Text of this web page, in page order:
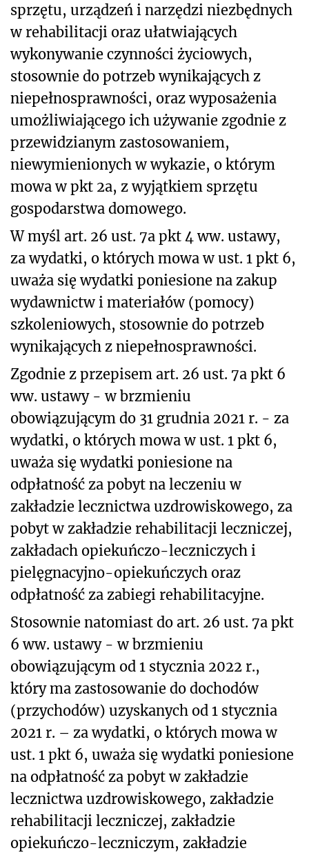
sprzętu, urządzeń i narzędzi niezbędnych
w rehabilitacji oraz ułatwiających
wykonywanie czynności życiowych,
stosownie do potrzeb wynikających z
niepełnosprawności, oraz wyposażenia
umożliwiającego ich używanie zgodnie z
przewidzianym zastosowaniem,
niewymienionych w wykazie, o którym
mowa w pkt 2a, z wyjątkiem sprzętu
gospodarstwa domowego.
W myśl art. 26 ust. 7a pkt 4 ww. ustawy,
za wydatki, o których mowa w ust. 1 pkt 6,
uważa się wydatki poniesione na zakup
wydawnictw i materiałów (pomocy)
szkoleniowych, stosownie do potrzeb
wynikających z niepełnosprawności.
Zgodnie z przepisem art. 26 ust. 7a pkt 6
ww. ustawy - w brzmieniu
obowiązującym do 31 grudnia 2021 r. - za
wydatki, o których mowa w ust. 1 pkt 6,
uważa się wydatki poniesione na
odpłatność za pobyt na leczeniu w
zakładzie lecznictwa uzdrowiskowego, za
pobyt w zakładzie rehabilitacji leczniczej,
zakładach opiekuńczo-leczniczych i
pielęgnacyjno-opiekuńczych oraz
odpłatność za zabiegi rehabilitacyjne.
Stosownie natomiast do art. 26 ust. 7a pkt
6 ww. ustawy - w brzmieniu
obowiązującym od 1 stycznia 2022 r.,
który ma zastosowanie do dochodów
(przychodów) uzyskanych od 1 stycznia
2021 r. – za wydatki, o których mowa w
ust. 1 pkt 6, uważa się wydatki poniesione
na odpłatność za pobyt w zakładzie
lecznictwa uzdrowiskowego, zakładzie
rehabilitacji leczniczej, zakładzie
opiekuńczo-leczniczym, zakładzie